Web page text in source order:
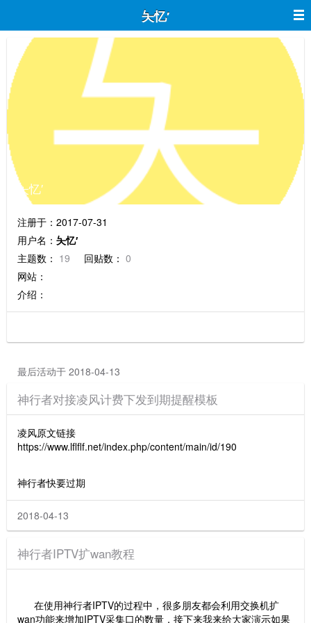
夨忆′
夨忆′
注册于：2017-07-31
用户名： 夨忆′
主题数： 19 回贴数： 0
网站：
介绍：
最后活动于 2018-04-13
神行者对接凌风计费下发到期提醒模板
凌风原文链接
https://www.lflflf.net/index.php/content/main/id/190
神行者快要过期
2018-04-13
神行者IPTV扩wan教程
在使用神行者IPTV的过程中，很多朋友都会利用交换机扩
wan功能来增加IPTV采集口的数量，接下来我来给大家演示如果